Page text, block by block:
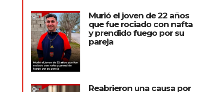
Murió el joven de 22 años
que fue rociado con nafta
y prendido fuego por su
pareja
Reabrieron una causa por